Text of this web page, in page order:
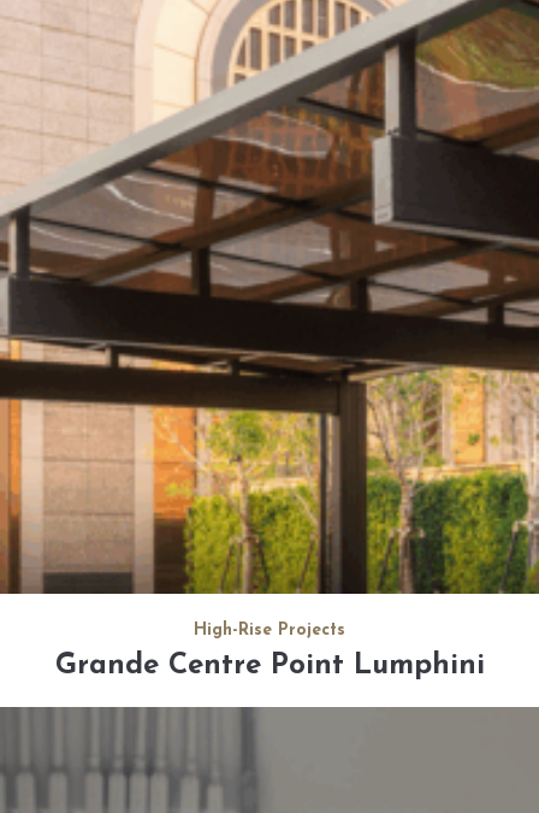
High-Rise Projects
Grande Centre Point Lumphini